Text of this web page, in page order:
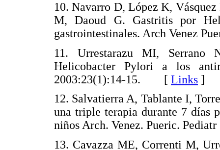
10. Navarro D, López K,
M, Daoud G. Gastritis por
gastrointestinales. Arch Venez
11. Urrestarazu MI,
Helicobacter Pylori a los
2003:23(1):14-15. [ Links ]
12. Salvatierra A, Tablante I,
una triple terapia durante 7 días
niños Arch. Venez. Pueric.
13. Cavazza ME, Correnti M,